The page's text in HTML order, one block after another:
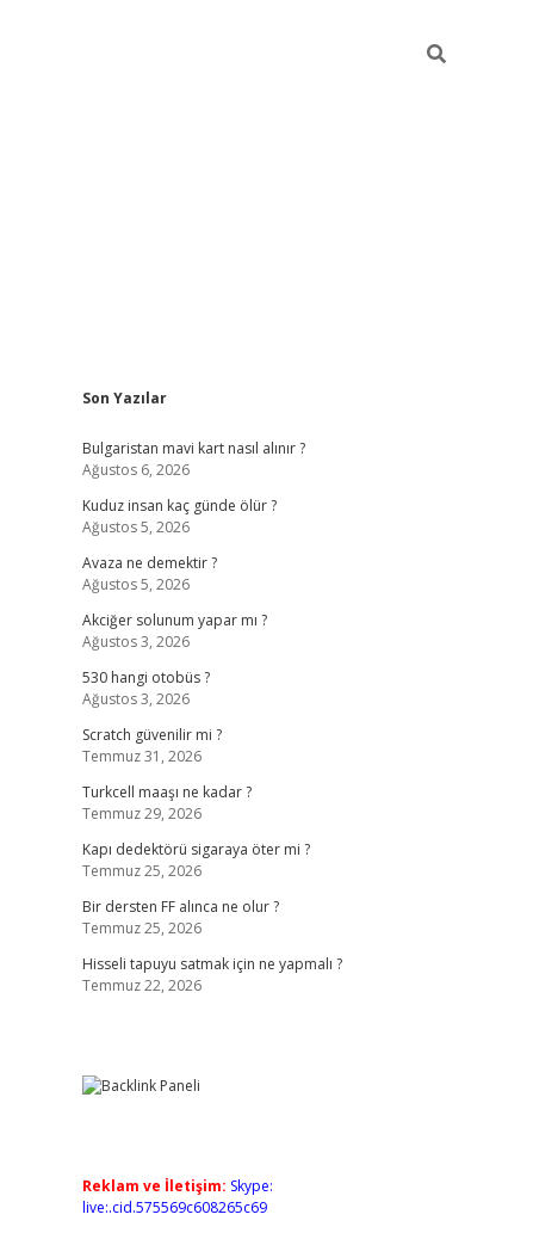
Sidebar
Son Yazılar
Bulgaristan mavi kart nasıl alınır ?
Ağustos 6, 2026
Kuduz insan kaç günde ölür ?
Ağustos 5, 2026
Avaza ne demektir ?
Ağustos 5, 2026
Akciğer solunum yapar mı ?
Ağustos 3, 2026
530 hangi otobüs ?
Ağustos 3, 2026
Scratch güvenilir mi ?
Temmuz 31, 2026
Turkcell maaşı ne kadar ?
Temmuz 29, 2026
Kapı dedektörü sigaraya öter mi ?
Temmuz 25, 2026
Bir dersten FF alınca ne olur ?
Temmuz 25, 2026
Hisseli tapuyu satmak için ne yapmalı ?
Temmuz 22, 2026
Reklam ve İletişim: Skype:
live:.cid.575569c608265c69
betcivdcasino mobil giriş